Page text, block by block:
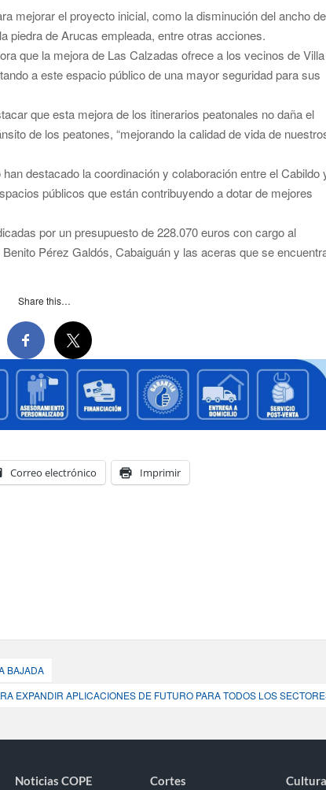
mejorar el proyecto inicial, como la disminución del ancho de
piedra de Arucas empleada, entre otras acciones.
que la mejora de Las Calzadas ofrece a los vecinos de Villa
a este espacio público de una mayor seguridad para sus
que esta mejora de los itinerarios peatonales no daña el
de los peatones, “mejorando la calidad de vida de
destacado la coordinación y colaboración entre el Cabildo
públicos que están contribuyendo a dotar de mejores
por un presupuesto de 228.070 euros con cargo al
Pérez Galdós, Cabaiguán y las aceras que se
Share this…
Correo electrónico Imprimir
BAJADA
EXPANDIR APLICACIONES DE FUTURO PARA TODOS LOS
Noticias COPE Cortes